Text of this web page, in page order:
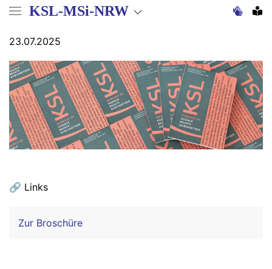
Direkt
Inhalt
KSL-MSi-NRW
23.07.2025
🔗 Links
Zur Broschüre